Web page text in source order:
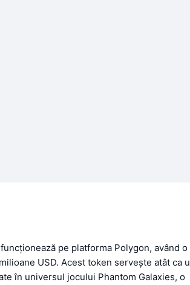
pe platforma Polygon, având o
USD. Acest token servește atât ca
în universul jocului Phantom Galaxies, o